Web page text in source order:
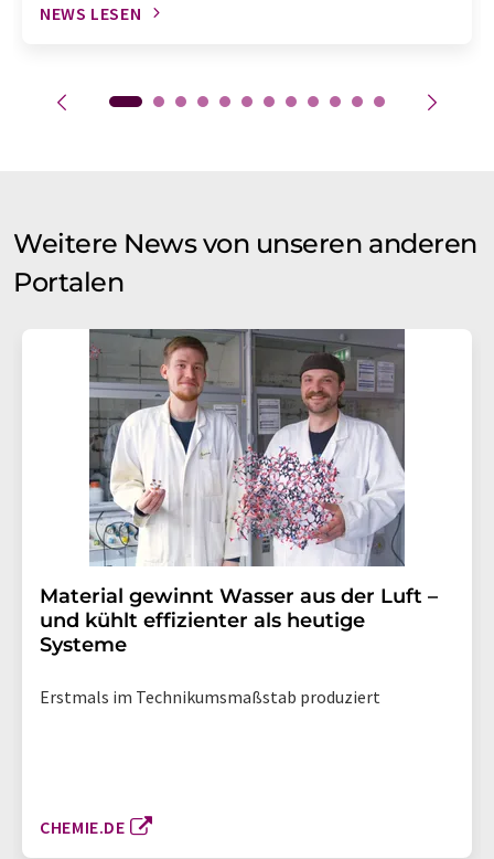
NEWS LESEN
Weitere News von unseren anderen
Portalen
Material gewinnt Wasser aus der Luft –
und kühlt effizienter als heutige
Systeme
Erstmals im Technikumsmaßstab produziert
CHEMIE.DE